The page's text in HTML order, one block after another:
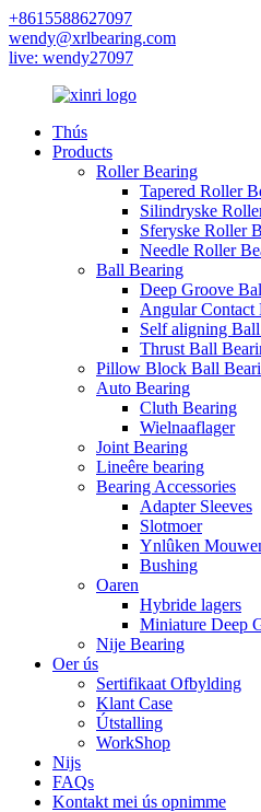
+8615588627097
wendy@xrlbearing.com
live: wendy27097
Thús
Products
Roller Bearing
Tapered Roller
Silindryske
Sferyske Roller
Needle Roller
Ball Bearing
Deep Groove
Angular Contact
Self aligning
Thrust Ball
Pillow Block Ball
Auto Bearing
Cluth Bearing
Wielnaaflager
Joint Bearing
Lineêre bearing
Bearing Accessories
Adapter Sleeves
Slotmoer
Ynlûken
Bushing
Oaren
Hybride lagers
Miniature Deep
Nije Bearing
Oer ús
Sertifikaat Ofbylding
Klant Case
Útstalling
WorkShop
Nijs
FAQs
Kontakt mei ús opnimme